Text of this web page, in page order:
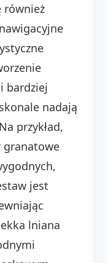
również
bardziej
nadają
przykład,
granatowe
jest
lniana